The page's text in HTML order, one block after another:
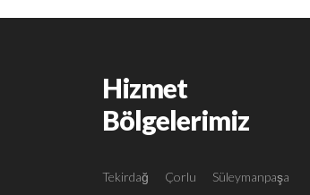
Hizmet
Bölgelerimiz
Tekirdağ Çorlu
Süleymanpaşa